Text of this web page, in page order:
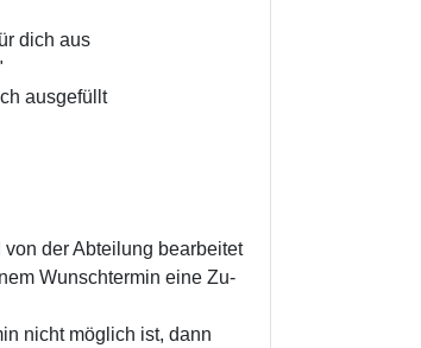
dich aus
ausgefüllt
der Abteilung bearbeitet
Wunschtermin eine Zu-
nicht möglich ist, dann